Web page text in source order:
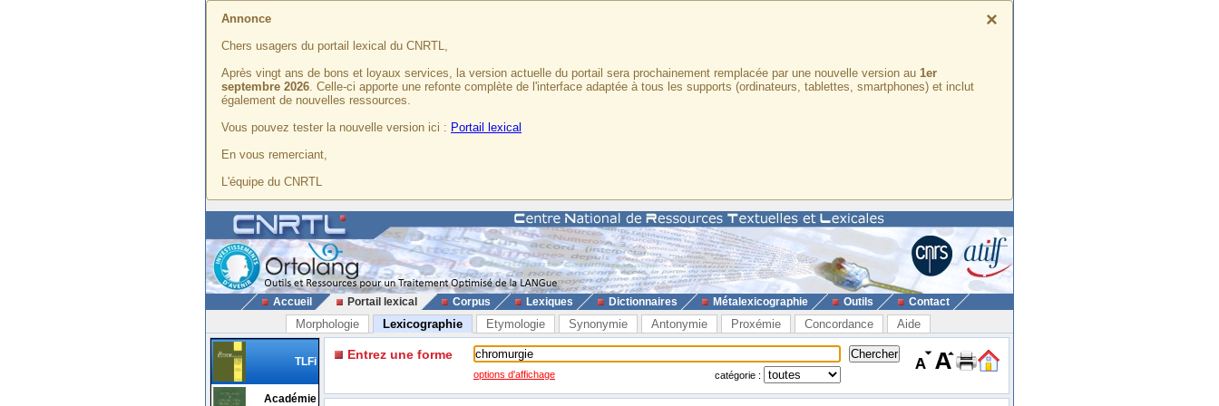
×
Annonce
Chers usagers du portail lexical du CNRTL,
Après vingt ans de bons et loyaux services, la version actuelle du portail sera prochainement remplacée par une nouvelle version au 1er
septembre 2026. Celle-ci apporte une refonte complète de l'interface adaptée à tous les supports (ordinateurs, tablettes, smartphones) et inclut
également de nouvelles ressources.
Vous pouvez tester la nouvelle version ici : Portail lexical
En vous remerciant,
L'équipe du CNRTL
Accueil Portail lexical Corpus Lexiques Dictionnaires Métalexicographie Outils Contact
Morphologie Lexicographie Etymologie Synonymie Antonymie Proxémie Concordance Aide
TLFi
Académie
Entrez une forme
options d'affichage catégorie :